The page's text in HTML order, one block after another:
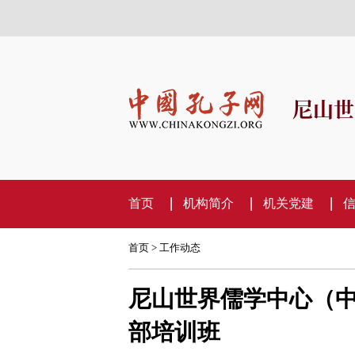
尼山
首页 机构简介 机关党建
首页> 工作动态
尼山世界儒学中心（
部培训班